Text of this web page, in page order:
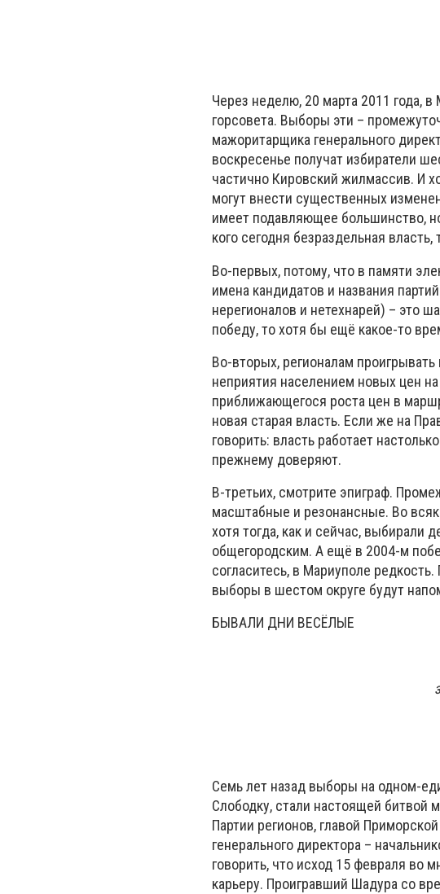
Через неделю, 20 марта 2011 года,
горсовета. Выборы эти –
мажоритарщика генерального
воскресенье получат избиратели
частично Кировский жилмассив. И
могут внести существенных
имеет подавляющее большинство,
кого сегодня безраздельная
Во-первых, потому, что в памяти
имена кандидатов и названия
нерегионалов и нетехнарей) – это
победу, то хотя бы ещё какое-то
Во-вторых, регионалам
неприятия населением новых цен
приближающегося роста цен в
новая старая власть. Если же на
говорить: власть работает
прежнему доверяют.
В-третьих, смотрите эпиграф.
масштабные и резонансные. Во
хотя тогда, как и сейчас, выбирали
общегородским. А ещё в 2004-м
согласитесь, в Мариуполе
выборы в шестом округе будут
БЫВАЛИ ДНИ ВЕСЁЛЫЕ
Семь лет назад выборы на одном-
Слободку, стали настоящей битвой
Партии регионов, главой
генерального директора –
говорить, что исход 15 февраля во
карьеру. Проигравший Шадура со